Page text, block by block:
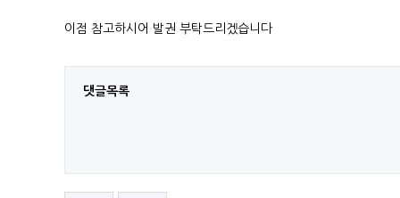
이점 참고하시어 발권 부탁드리겠습니다
댓글목록